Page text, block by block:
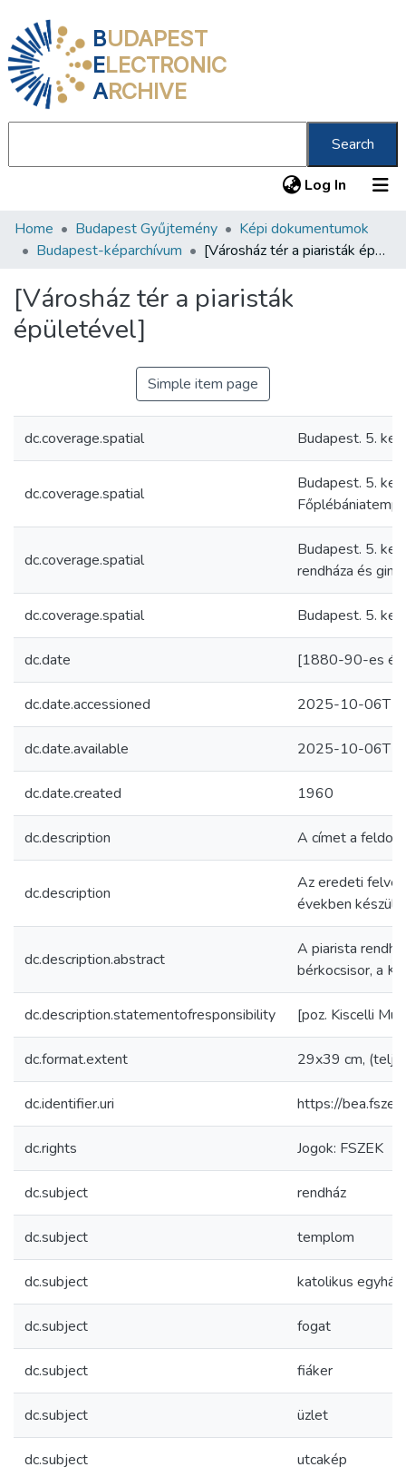
BUDAPEST
ELECTRONIC
ARCHIVE
Search
Log In (current)
Communities & Collections
Statistics
About us
Home Budapest Gyűjtemény
Képi dokumentumok
Budapest-képarchívum
[Városház tér a piaristák épületével]
[Városház tér a piaristák
épületével]
Simple item page
dc.coverage.spatial Budapest. 5.
dc.coverage.spatial
Budapest. 5.
dc.coverage.spatial
Budapest. 5.
rendháza és
dc.coverage.spatial Budapest. 5.
dc.date [1880-90-es
dc.date.accessioned 2025-10-
dc.date.available 2025-10-
dc.date.created 1960
dc.description A címet a
dc.description
Az eredeti
években készült
dc.description.abstract
A piarista
bérkocsisor, a
dc.description.statementofresponsibility [poz. Kiscelli
dc.format.extent 29x39 cm,
dc.identifier.uri https://
dc.rights Jogok: FSZEK
dc.subject rendház
dc.subject templom
dc.subject katolikus egyház
dc.subject fogat
dc.subject fiáker
dc.subject üzlet
dc.subject utcakép